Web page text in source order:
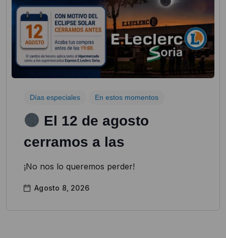
Días especiales En estos momentos
El 12 de agosto
cerramos a las
¡No nos lo queremos perder!
Agosto 8, 2026